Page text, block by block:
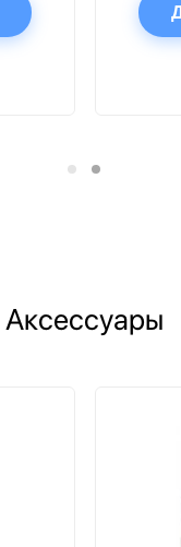
Аксессуары